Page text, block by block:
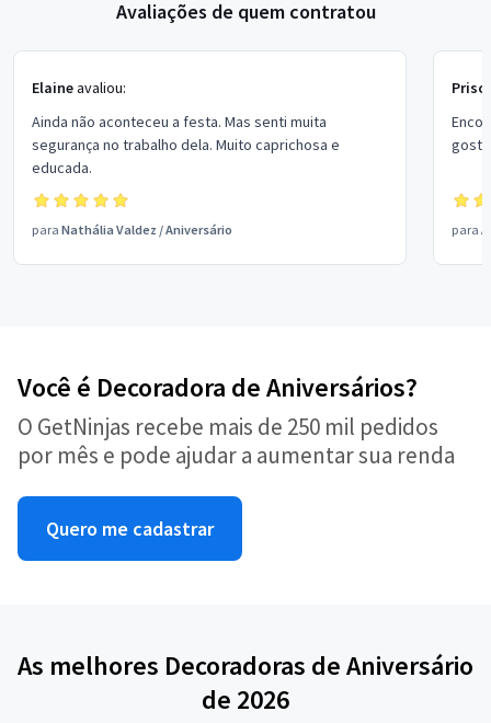
Avaliações de quem contratou
Elaineavaliou:
Ainda não aconteceu a festa. Mas senti muita
segurança no trabalho dela. Muito caprichosa e
educada.
para Nathália Valdez /Aniversário para
Você é Decoradora de Aniversários?
O GetNinjas recebe mais de 250 mil pedidos
por mês e pode ajudar a aumentar sua renda
Quero me cadastrar
As melhores Decoradoras de Aniversário
de 2026